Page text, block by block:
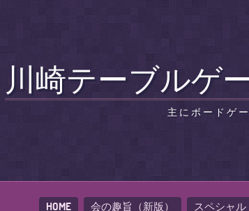
川崎テーブルゲ
主にボードゲ
HOME 会の趣旨（新版） スペシャル